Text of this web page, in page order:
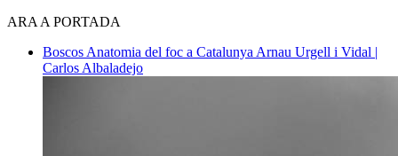
ARA A PORTADA
Boscos Anatomia del foc a Catalunya Arnau Urgell i Vidal |
Carlos Albaladejo